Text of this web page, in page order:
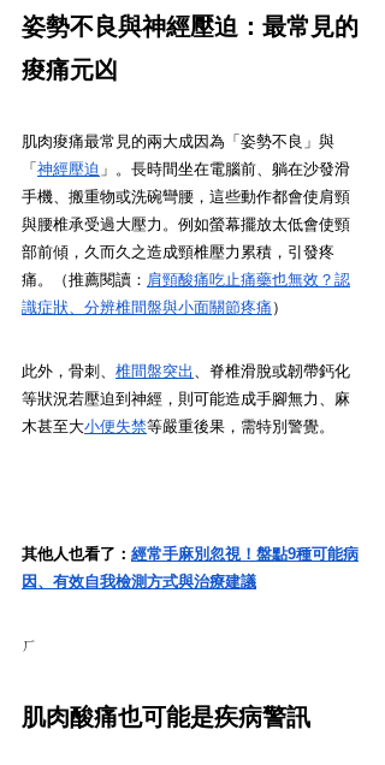
姿勢不良與神經壓迫：最常見的
痠痛元凶
肌肉痠痛最常見的兩大成因為「姿勢不良」與
「神經壓迫 」。長時間坐在電腦前、躺在沙發滑
手機、搬重物或洗碗彎腰，這些動作都會使肩頸
與腰椎承受過大壓力。例如螢幕擺放太低會使頸
部前傾，久而久之造成頸椎壓力累積，引發疼
痛。（推薦閱讀： 肩頸酸痛吃止痛藥也無效？認
識症狀、分辨椎間盤與小面關節疼痛 ）
此外，骨刺、 椎間盤突出
、脊椎滑脫或韌帶鈣化
等狀況若壓迫到神經，則可能造成手腳無力、麻
木甚至大小便失禁等嚴重後果，需特別警覺。
其他人也看了： 經常手麻別忽視！盤點9種可能病
因、有效自我檢測方式與治療建議
ㄏ
肌肉酸痛也可能是疾病警訊